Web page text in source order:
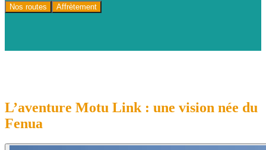
Nos routes Affrètement
L’aventure Motu Link: une vision née du
Fenua